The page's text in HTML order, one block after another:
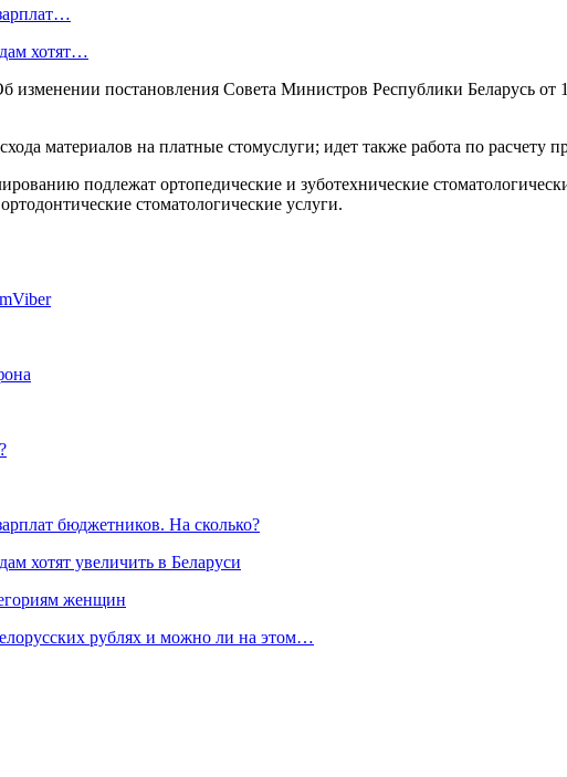
хотят…
постановления Совета Министров Республики Беларусь от
материалов на платные стомуслуги; идет также работа по расчету
подлежат ортопедические и зуботехнические
стоматологические услуги.
Viber
бюджетников. На сколько?
хотят увеличить в Беларуси
женщин
рублях и можно ли на этом…